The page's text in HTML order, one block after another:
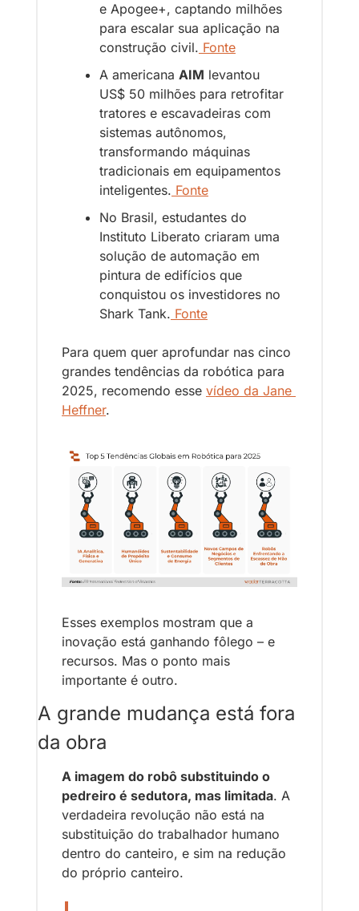
e Apogee+, captando milhões
para escalar sua aplicação na
construção civil. Fonte
A americana AIM levantou
US$ 50 milhões para retrofitar
tratores e escavadeiras com
sistemas autônomos,
transformando máquinas
tradicionais em equipamentos
inteligentes. Fonte
No Brasil, estudantes do
Instituto Liberato criaram uma
solução de automação em
pintura de edifícios que
conquistou os investidores no
Shark Tank. Fonte
Para quem quer aprofundar nas cinco
grandes tendências da robótica para
2025, recomendo esse vídeo da Jane
Heffner.
Esses exemplos mostram que a
inovação está ganhando fôlego – e
recursos. Mas o ponto mais
importante é outro.
A grande mudança está fora
da obra
A imagem do robô substituindo o
pedreiro é sedutora, mas limitada. A
verdadeira revolução não está na
substituição do trabalhador humano
dentro do canteiro, e sim na redução
do próprio canteiro.